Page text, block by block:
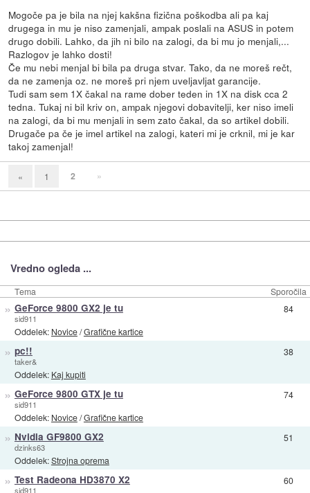
Mogoče pa je bila na njej kakšna fizična poškodba ali pa kaj
drugega in mu je niso zamenjali, ampak poslali na ASUS in potem
drugo dobili. Lahko, da jih ni bilo na zalogi, da bi mu jo menjali,...
Razlogov je lahko dosti!
Če mu nebi menjal bi bila pa druga stvar. Tako, da ne moreš rečt,
da ne zamenja oz. ne moreš pri njem uveljavljat garancije.
Tudi sam sem 1X čakal na rame dober teden in 1X na disk cca 2
tedna. Tukaj ni bil kriv on, ampak njegovi dobavitelji, ker niso imeli
na zalogi, da bi mu menjali in sem zato čakal, da so artikel dobili.
Drugače pa če je imel artikel na zalogi, kateri mi je crknil, mi je kar
takoj zamenjal!
« 1 2 »
Vredno ogleda ...
Tema Sporočila
» GeForce 9800 GX2 je tu
sid911
Oddelek: Novice/Grafične kartice
84
» pc!!
taker&
Oddelek: Kaj kupiti
38
» GeForce 9800 GTX je tu
sid911
Oddelek: Novice/Grafične kartice
74
» Nvidia GF9800 GX2
dzinks63
Oddelek:Strojna oprema
51
» Test Radeona HD3870 X2
sid911
60